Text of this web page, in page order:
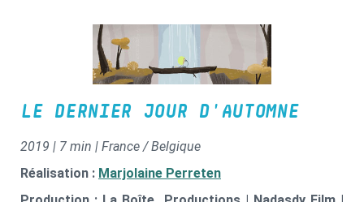
LE DERNIER JOUR D'AUTOMNE
2019 | 7 min | France / Belgique
Réalisation : Marjolaine Perreten